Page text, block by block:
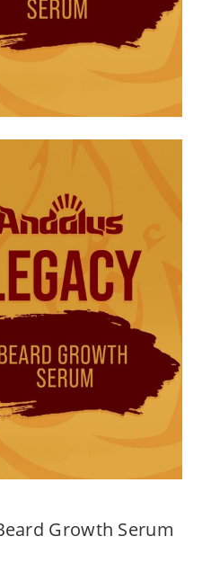
Growth Serum